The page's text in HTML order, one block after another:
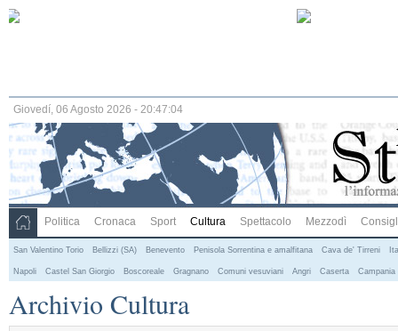
Giovedí, 06 Agosto 2026 - 20:47:04
Politica Cronaca Sport Cultura Spettacolo Mezzodì
San Valentino Torio Bellizzi (SA) Benevento Penisola Sorrentina e amalfitana Cava de' Tirreni
Napoli Castel San Giorgio Boscoreale Gragnano Comuni vesuviani Angri Caserta Campania
Archivio Cultura